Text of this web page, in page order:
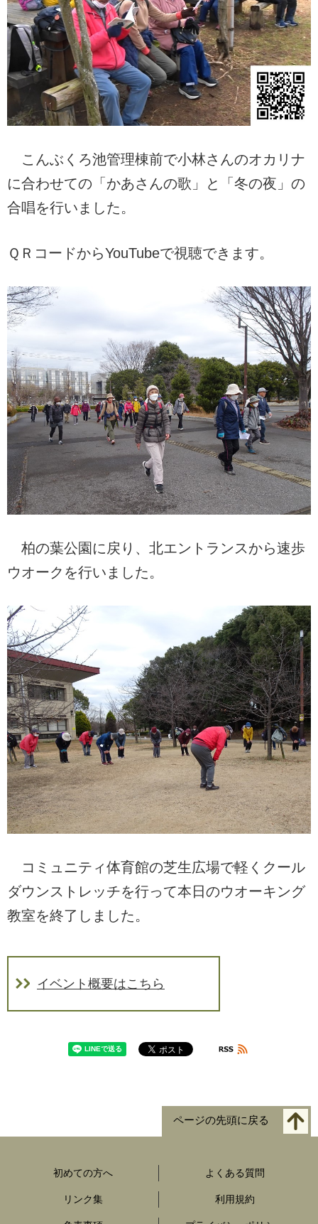
こんぶくろ池管理棟前で小林さんのオカリナ
に合わせての「かあさんの歌」と「冬の夜」の
合唱を行いました。
ＱＲコードからYouTubeで視聴できます。
柏の葉公園に戻り、北エントランスから速歩
ウオークを行いました。
コミュニティ体育館の芝生広場で軽くクール
ダウンストレッチを行って本日のウオーキング
教室を終了しました。
イベント概要はこちら
ページの先頭に戻る
初めての方へ よくある質問
リンク集 利用規約